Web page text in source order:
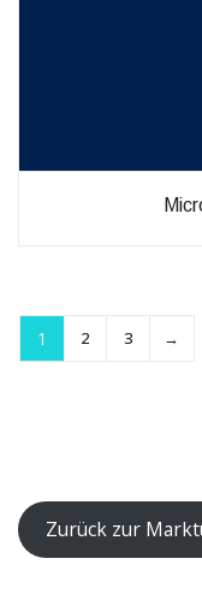
1 2 3 →
Zurück zur